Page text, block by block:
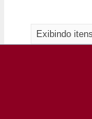
Exibindo